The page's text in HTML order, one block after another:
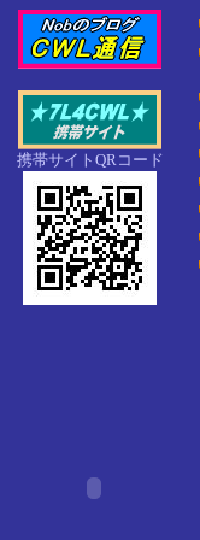
携帯サイトQRコード